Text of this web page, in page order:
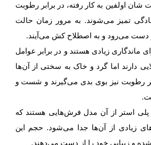
شان اولفین به کار رفته، در برابر رطوبت
تمیز می‌شوند. به مرور زمان حالت
دست می‌رود و به اصطلاح کش می‌آیند.
زیادی هستند و در برابر عوامل
دارند اما گرد و خاک به سختی از آن‌ها
رطوبت نیز بوی بدی می‌گیرند و شست و
استر از آن مدل فرش‌هایی هستند که
زیادی از آن‌ها جدا می‌شود. حجم این
و زیبایی خود را از دست می‌دهند.